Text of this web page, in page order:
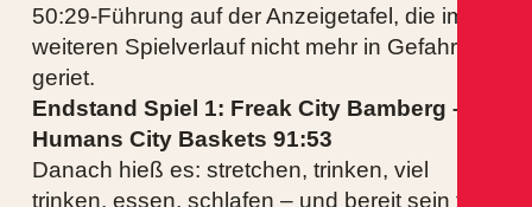
50:29-Führung auf der Anzeigetafel, die im
weiteren Spielverlauf nicht mehr in Gefahr
geriet.
Endstand Spiel 1: Freak City Bamberg –
Humans City Baskets 91:53
Danach hieß es: stretchen, trinken, viel
trinken, essen, schlafen – und bereit sein für